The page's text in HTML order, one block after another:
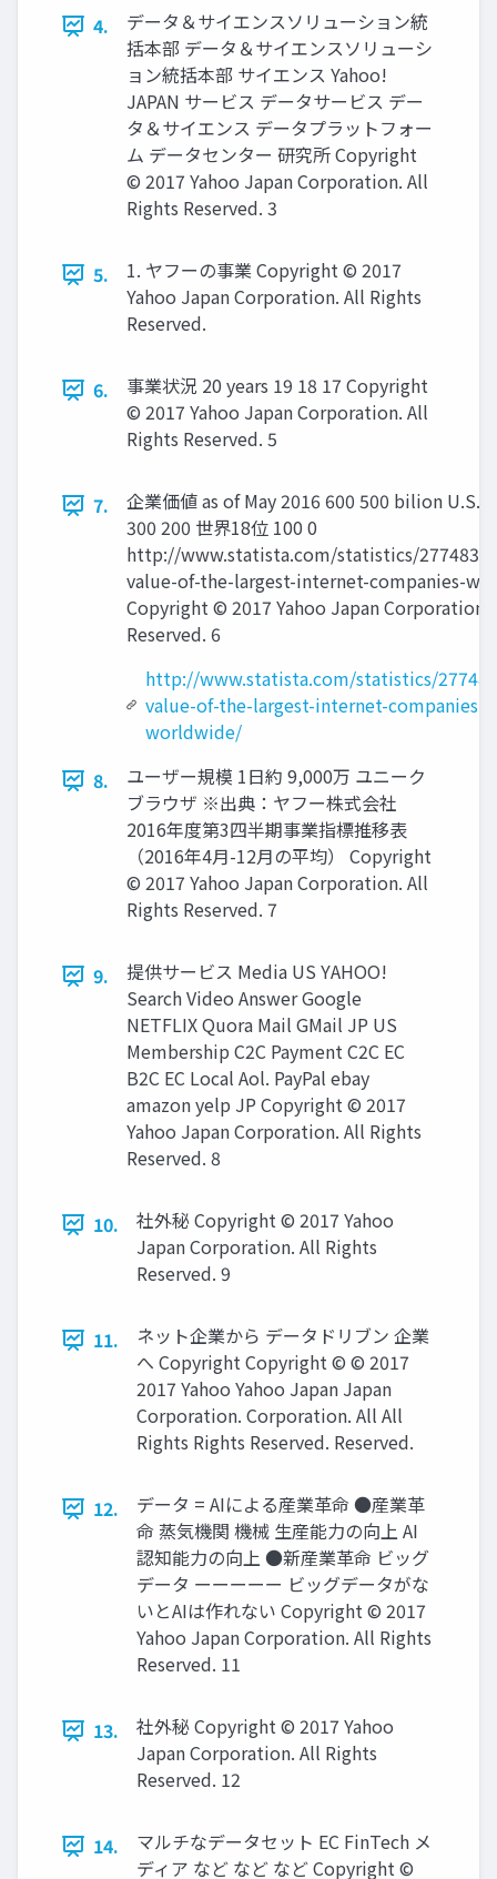
4.
データ＆サイエンスソリューション統
括本部 データ＆サイエンスソリューシ
ョン統括本部 サイエンス Yahoo!
JAPAN サービス データサービス デー
タ＆サイエンス データプラットフォー
ム データセンター 研究所 Copyright
© 2017 Yahoo Japan Corporation. All
Rights Reserved. 3
5.
1. ヤフーの事業 Copyright © 2017
Yahoo Japan Corporation. All Rights
Reserved.
6.
事業状況 20 years 19 18 17 Copyright
© 2017 Yahoo Japan Corporation. All
Rights Reserved. 5
7.
企業価値 as of May 2016 600 500 bilion U.S.
300 200 世界18位 100 0
http://www.statista.com/statistics/277483/
value-of-the-largest-internet-companies-
Copyright © 2017 Yahoo Japan Corporation.
Reserved. 6
http://www.statista.com/statistics/
value-of-the-largest-internet-companies-
worldwide/
8.
ユーザー規模 1日約 9,000万 ユニーク
ブラウザ ※出典：ヤフー株式会社
2016年度第3四半期事業指標推移表
（2016年4月-12月の平均） Copyright
© 2017 Yahoo Japan Corporation. All
Rights Reserved. 7
9.
提供サービス Media US YAHOO!
Search Video Answer Google
NETFLIX Quora Mail GMail JP US
Membership C2C Payment C2C EC
B2C EC Local Aol. PayPal ebay
amazon yelp JP Copyright © 2017
Yahoo Japan Corporation. All Rights
Reserved. 8
10.
社外秘 Copyright © 2017 Yahoo
Japan Corporation. All Rights
Reserved. 9
11.
ネット企業から データドリブン 企業
へ Copyright Copyright © © 2017
2017 Yahoo Yahoo Japan Japan
Corporation. Corporation. All All
Rights Rights Reserved. Reserved.
12.
データ = AIによる産業革命 ●産業革
命 蒸気機関 機械 生産能力の向上 AI
認知能力の向上 ●新産業革命 ビッグ
データ ーーーーー ビッグデータがな
いとAIは作れない Copyright © 2017
Yahoo Japan Corporation. All Rights
Reserved. 11
13.
社外秘 Copyright © 2017 Yahoo
Japan Corporation. All Rights
Reserved. 12
14.
マルチなデータセット EC FinTech メ
ディア など など など Copyright ©